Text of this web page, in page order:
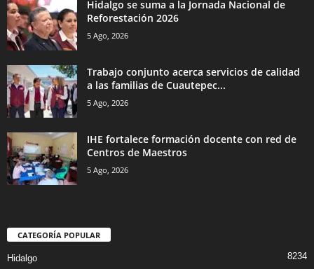
Hidalgo se suma a la Jornada Nacional de
Reforestación 2026
5 Ago, 2026
Trabajo conjunto acerca servicios de calidad
a las familias de Cuautepec...
5 Ago, 2026
IHE fortalece formación docente con red de
Centros de Maestros
5 Ago, 2026
CATEGORÍA POPULAR
Hidalgo 8234